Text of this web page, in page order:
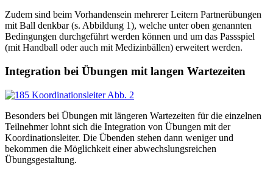
Zudem sind beim Vorhandensein mehrerer Leitern Partnerübungen
mit Ball denkbar (s. Abbildung 1), welche unter oben genannten
Bedingungen durchgeführt werden können und um das Passspiel
(mit Handball oder auch mit Medizinbällen) erweitert werden.
Integration bei Übungen mit langen Wartezeiten
Besonders bei Übungen mit längeren Wartezeiten für die einzelnen
Teilnehmer lohnt sich die Integration von Übungen mit der
Koordinationsleiter. Die Übenden stehen dann weniger und
bekommen die Möglichkeit einer abwechslungsreichen
Übungsgestaltung.